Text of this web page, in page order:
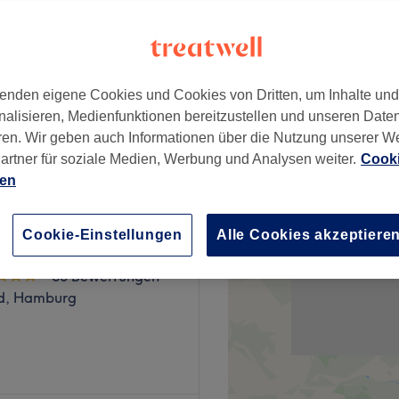
ab 70 €
Dann bist du bei Beauty
Lounge
60 Bewertungen
Hamburg
eigene Cookies und Cookies von Dritten, um Inhalte
Medienfunktionen bereitzustellen und unseren
Wir geben auch Informationen über die Nutzung unserer
für soziale Medien, Werbung und Analysen weiter.
Cookie-Einstellungen Alle Cookies akzeptieren